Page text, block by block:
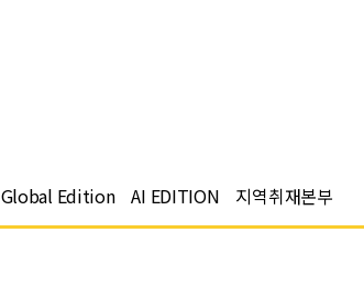
Global Edition AI EDITION 지역취재본부